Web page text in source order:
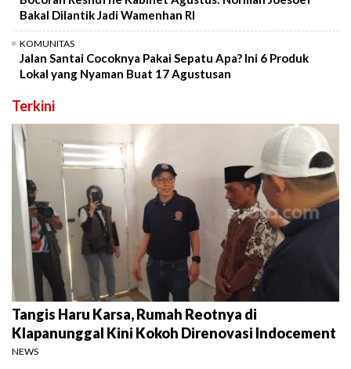
Bakal Dilantik Jadi Wamenhan RI
KOMUNITAS
Jalan Santai Cocoknya Pakai Sepatu Apa? Ini 6 Produk
Lokal yang Nyaman Buat 17 Agustusan
Terkini
Tangis Haru Karsa, Rumah Reotnya di
Klapanunggal Kini Kokoh Direnovasi Indocement
NEWS